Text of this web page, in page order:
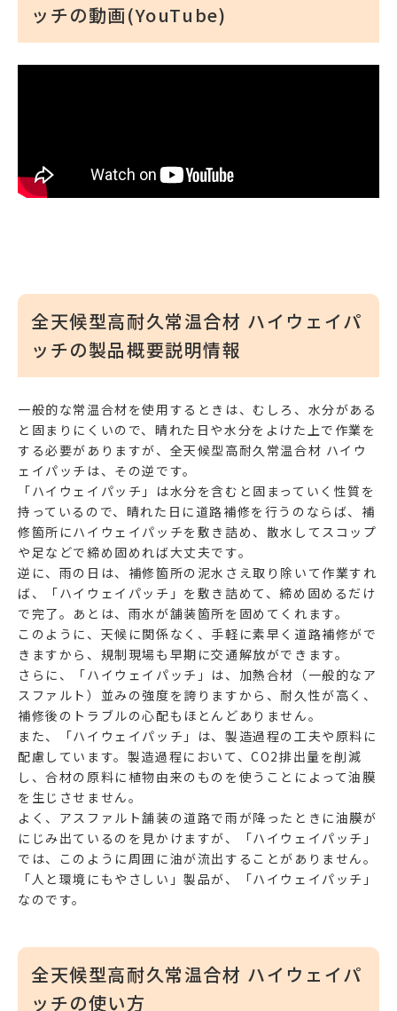
ッチの動画(YouTube)
全天候型高耐久常温合材 ハイウェイパ
ッチの製品概要説明情報
一般的な常温合材を使用するときは、むしろ、水分がある
と固まりにくいので、晴れた日や水分をよけた上で作業を
する必要がありますが、 全天候型高耐久常温合材 ハイウ
ェイパッチ は、その逆です。
「ハイウェイパッチ」は水分を含むと固まっていく性質を
持っているので、晴れた日に道路補修を行うのならば、補
修箇所にハイウェイパッチを敷き詰め、散水してスコップ
や足などで締め固めれば大丈夫です。
逆に、雨の日は、補修箇所の泥水さえ取り除いて作業すれ
ば、「ハイウェイパッチ」を敷き詰めて、締め固めるだけ
で完了。あとは、雨水が舗装箇所を固めてくれます。
このように、天候に関係なく、手軽に素早く道路補修がで
きますから、規制現場も早期に交通解放ができます。
さらに、「ハイウェイパッチ」は、加熱合材（一般的なア
スファルト）並みの強度を誇りますから、耐久性が高く、
補修後のトラブルの心配もほとんどありません。
また、「ハイウェイパッチ」は、製造過程の工夫や原料に
配慮しています。製造過程において、CO2排出量を削減
し、合材の原料に植物由来のものを使うことによって油膜
を生じさせません。
よく、アスファルト舗装の道路で雨が降ったときに油膜が
にじみ出ているのを見かけますが、「ハイウェイパッチ」
では、このように周囲に油が流出することがありません。
「人と環境にもやさしい」製品が、「ハイウェイパッチ」
なのです。
全天候型高耐久常温合材 ハイウェイパ
ッチの使い方